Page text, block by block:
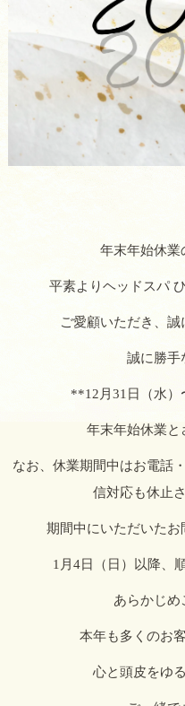
年末年始休業
平素よりヘッドスパ
ご愛顧いただき、誠
誠に勝手
**12月31日（水）
年末年始休業と
なお、休業期間中はお電話
信対応も休止
期間中にいただいたお
1月4日（日）以降、
あらかじめ
本年も多くのお
心と頭皮をゆ